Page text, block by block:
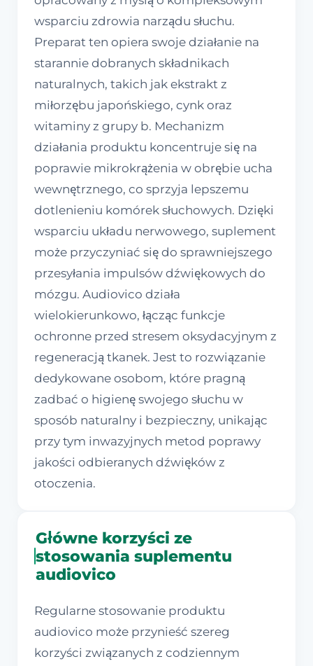
wsparciu zdrowia narządu słuchu.
Preparat ten opiera swoje działanie na
starannie dobranych składnikach
naturalnych, takich jak ekstrakt z
miłorzębu japońskiego, cynk oraz
witaminy z grupy b. Mechanizm
działania produktu koncentruje się na
poprawie mikrokrążenia w obrębie ucha
wewnętrznego, co sprzyja lepszemu
dotlenieniu komórek słuchowych. Dzięki
wsparciu układu nerwowego, suplement
może przyczyniać się do sprawniejszego
przesyłania impulsów dźwiękowych do
mózgu. Audiovico działa
wielokierunkowo, łącząc funkcje
ochronne przed stresem oksydacyjnym z
regeneracją tkanek. Jest to rozwiązanie
dedykowane osobom, które pragną
zadbać o higienę swojego słuchu w
sposób naturalny i bezpieczny, unikając
przy tym inwazyjnych metod poprawy
jakości odbieranych dźwięków z
otoczenia.
Główne korzyści ze
stosowania suplementu
audiovico
Regularne stosowanie produktu
audiovico może przynieść szereg
korzyści związanych z codziennym